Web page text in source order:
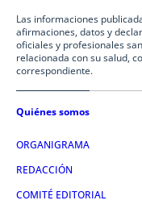
Las informaciones
afirmaciones, datos y
oficiales y profesionales
relacionada con su salud,
correspondiente.
Quiénes somos
ORGANIGRAMA
REDACCIÓN
COMITÉ EDITORIAL